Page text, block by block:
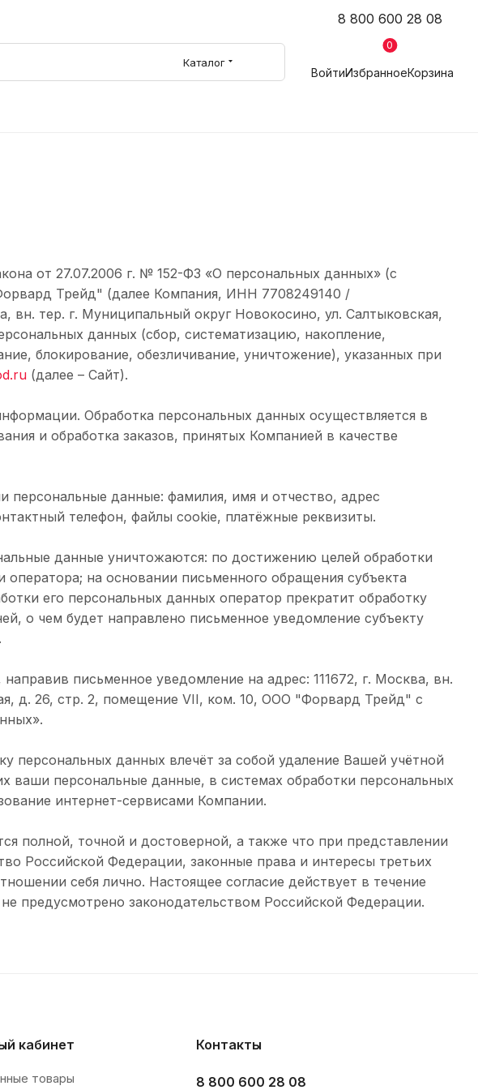
8 800 600 28 08
Каталог
ВойтиИзбранное
0
Корзина
от 27.07.2006 г. № 152-ФЗ «О персональных данных» (с
Трейд" (далее Компания, ИНН 7708249140 /
вн. тер. г. Муниципальный округ Новокосино, ул. Салтыковская,
данных (сбор, систематизацию, накопление,
блокирование, обезличивание, уничтожение), указанных при
(далее – Сайт).
Обработка персональных данных осуществляется в
и обработка заказов, принятых Компанией в качестве
персональные данные: фамилия, имя и отчество, адрес
телефон, файлы cookie, платёжные реквизиты.
данные уничтожаются: по достижению целей обработки
на основании письменного обращения субъекта
его персональных данных оператор прекратит обработку
о чем будет направлено письменное уведомление субъекту
письменное уведомление на адрес: 111672, г. Москва, вн.
д. 26, стр. 2, помещение VII, ком. 10, ООО "Форвард Трейд" с
персональных данных влечёт за собой удаление Вашей учётной
ваши персональные данные, в системах обработки персональных
интернет-сервисами Компании.
полной, точной и достоверной, а также что при представлении
Российской Федерации, законные права и интересы третьих
себя лично. Настоящее согласие действует в течение
предусмотрено законодательством Российской Федерации.
кабинет
товары
Контакты
8 800 600 28 08